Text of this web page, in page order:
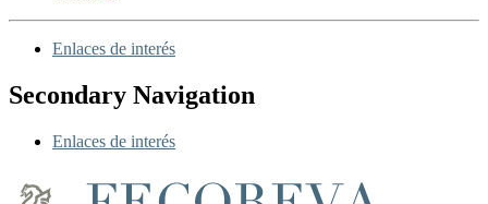
Enlaces de interés
Secondary Navigation
Enlaces de interés